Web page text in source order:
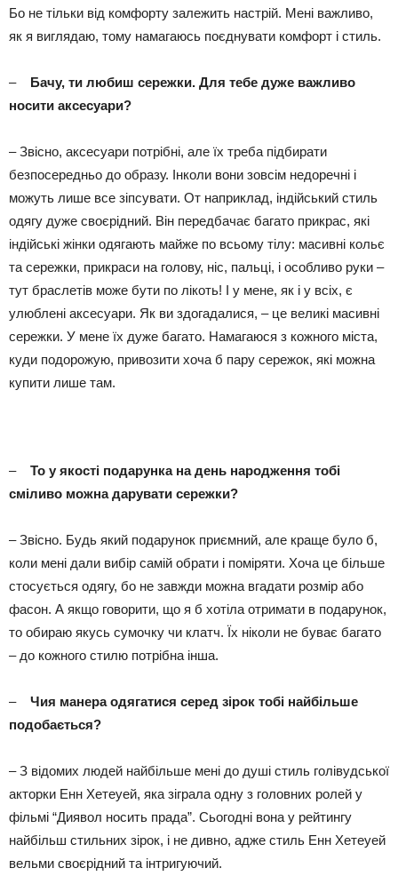
Бо не тільки від комфорту залежить настрій. Мені важливо,
як я виглядаю, тому намагаюсь поєднувати комфорт і стиль.
– Бачу, ти любиш сережки. Для тебе дуже важливо
носити аксесуари?
– Звісно, аксесуари потрібні, але їх треба підбирати
безпосередньо до образу. Інколи вони зовсім недоречні і
можуть лише все зіпсувати. От наприклад, індійський стиль
одягу дуже своєрідний. Він передбачає багато прикрас, які
індійські жінки одягають майже по всьому тілу: масивні кольє
та сережки, прикраси на голову, ніс, пальці, і особливо руки –
тут браслетів може бути по лікоть! І у мене, як і у всіх, є
улюблені аксесуари. Як ви здогадалися, – це великі масивні
сережки. У мене їх дуже багато. Намагаюся з кожного міста,
куди подорожую, привозити хоча б пару сережок, які можна
купити лише там.
– То у якості подарунка на день народження тобі
сміливо можна дарувати сережки?
– Звісно. Будь який подарунок приємний, але краще було б,
коли мені дали вибір самій обрати і поміряти. Хоча це більше
стосується одягу, бо не завжди можна вгадати розмір або
фасон. А якщо говорити, що я б хотіла отримати в подарунок,
то обираю якусь сумочку чи клатч. Їх ніколи не буває багато
– до кожного стилю потрібна інша.
– Чия манера одягатися серед зірок тобі найбільше
подобається?
– З відомих людей найбільше мені до душі стиль голівудської
акторки Енн Хетеуей, яка зіграла одну з головних ролей у
фільмі “Диявол носить прада”. Сьогодні вона у рейтингу
найбільш стильних зірок, і не дивно, адже стиль Енн Хетеуей
вельми своєрідний та інтригуючий.